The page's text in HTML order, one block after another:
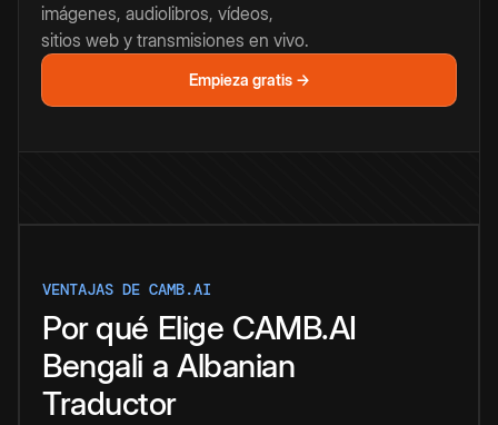
imágenes, audiolibros, vídeos,
sitios web y transmisiones en vivo.
Empieza gratis →
VENTAJAS DE CAMB.AI
Por qué Elige CAMB.AI
Bengali a Albanian
Traductor